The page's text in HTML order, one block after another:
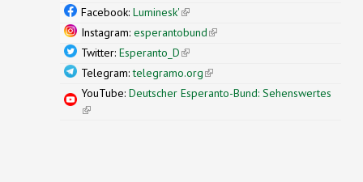
Facebook: Luminesk'(link is external)
Instagram: esperantobund(link is external)
Twitter: Esperanto_D(link is external)
Telegram:telegramo.org(link is external)
YouTube: Deutscher Esperanto-Bund: Sehenswertes
(link is external)